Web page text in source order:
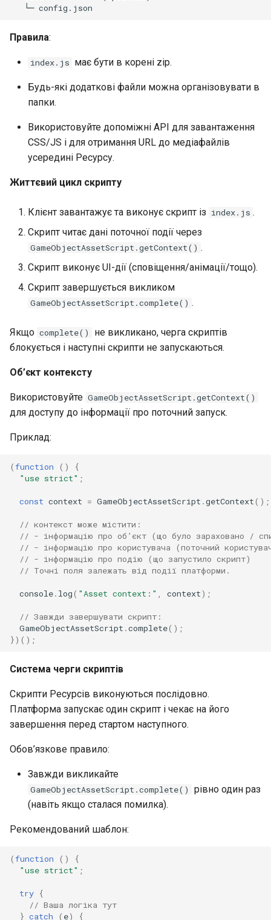
Правила:
index.js має бути в корені zip.
Будь-які додаткові файли можна організовувати в
папки.
Використовуйте допоміжні API для завантаження
CSS/JS і для отримання URL до медіафайлів
усередині Ресурсу.
Життєвий цикл скрипту
Клієнт завантажує та виконує скрипт із index.js .
Скрипт читає дані поточної події через
GameObjectAssetScript.getContext() .
Скрипт виконує UI-дії (сповіщення/анімації/тощо).
Скрипт завершується викликом
GameObjectAssetScript.complete() .
Якщо complete()
не викликано, черга скриптів
блокується і наступні скрипти не запускаються.
Об’єкт контексту
Використовуйте GameObjectAssetScript.getContext()
для доступу до інформації про поточний запуск.
Приклад:
(function ()
{
"use strict" ;
const context = GameObjectAssetScript .getContext();
// контекст може містити:
// - інформацію про об’єкт (що було зараховано /
// - інформацію про користувача (поточний
// - інформацію про подію (що запустило скрипт)
// Точні поля залежать від події платформи.
console. log( "Asset context:" context);
// Завжди завершувати скрипт:
GameObjectAssetScript .complete();
})();
Система черги скриптів
Скрипти Ресурсів виконуються послідовно.
Платформа запускає один скрипт і чекає на його
завершення перед стартом наступного.
Обов’язкове правило:
Завжди викликайте
GameObjectAssetScript.complete()
рівно один раз
(навіть якщо сталася помилка).
Рекомендований шаблон:
(function ()
{
"use strict" ;
try {
// Ваша логіка тут
} catch ( e) {